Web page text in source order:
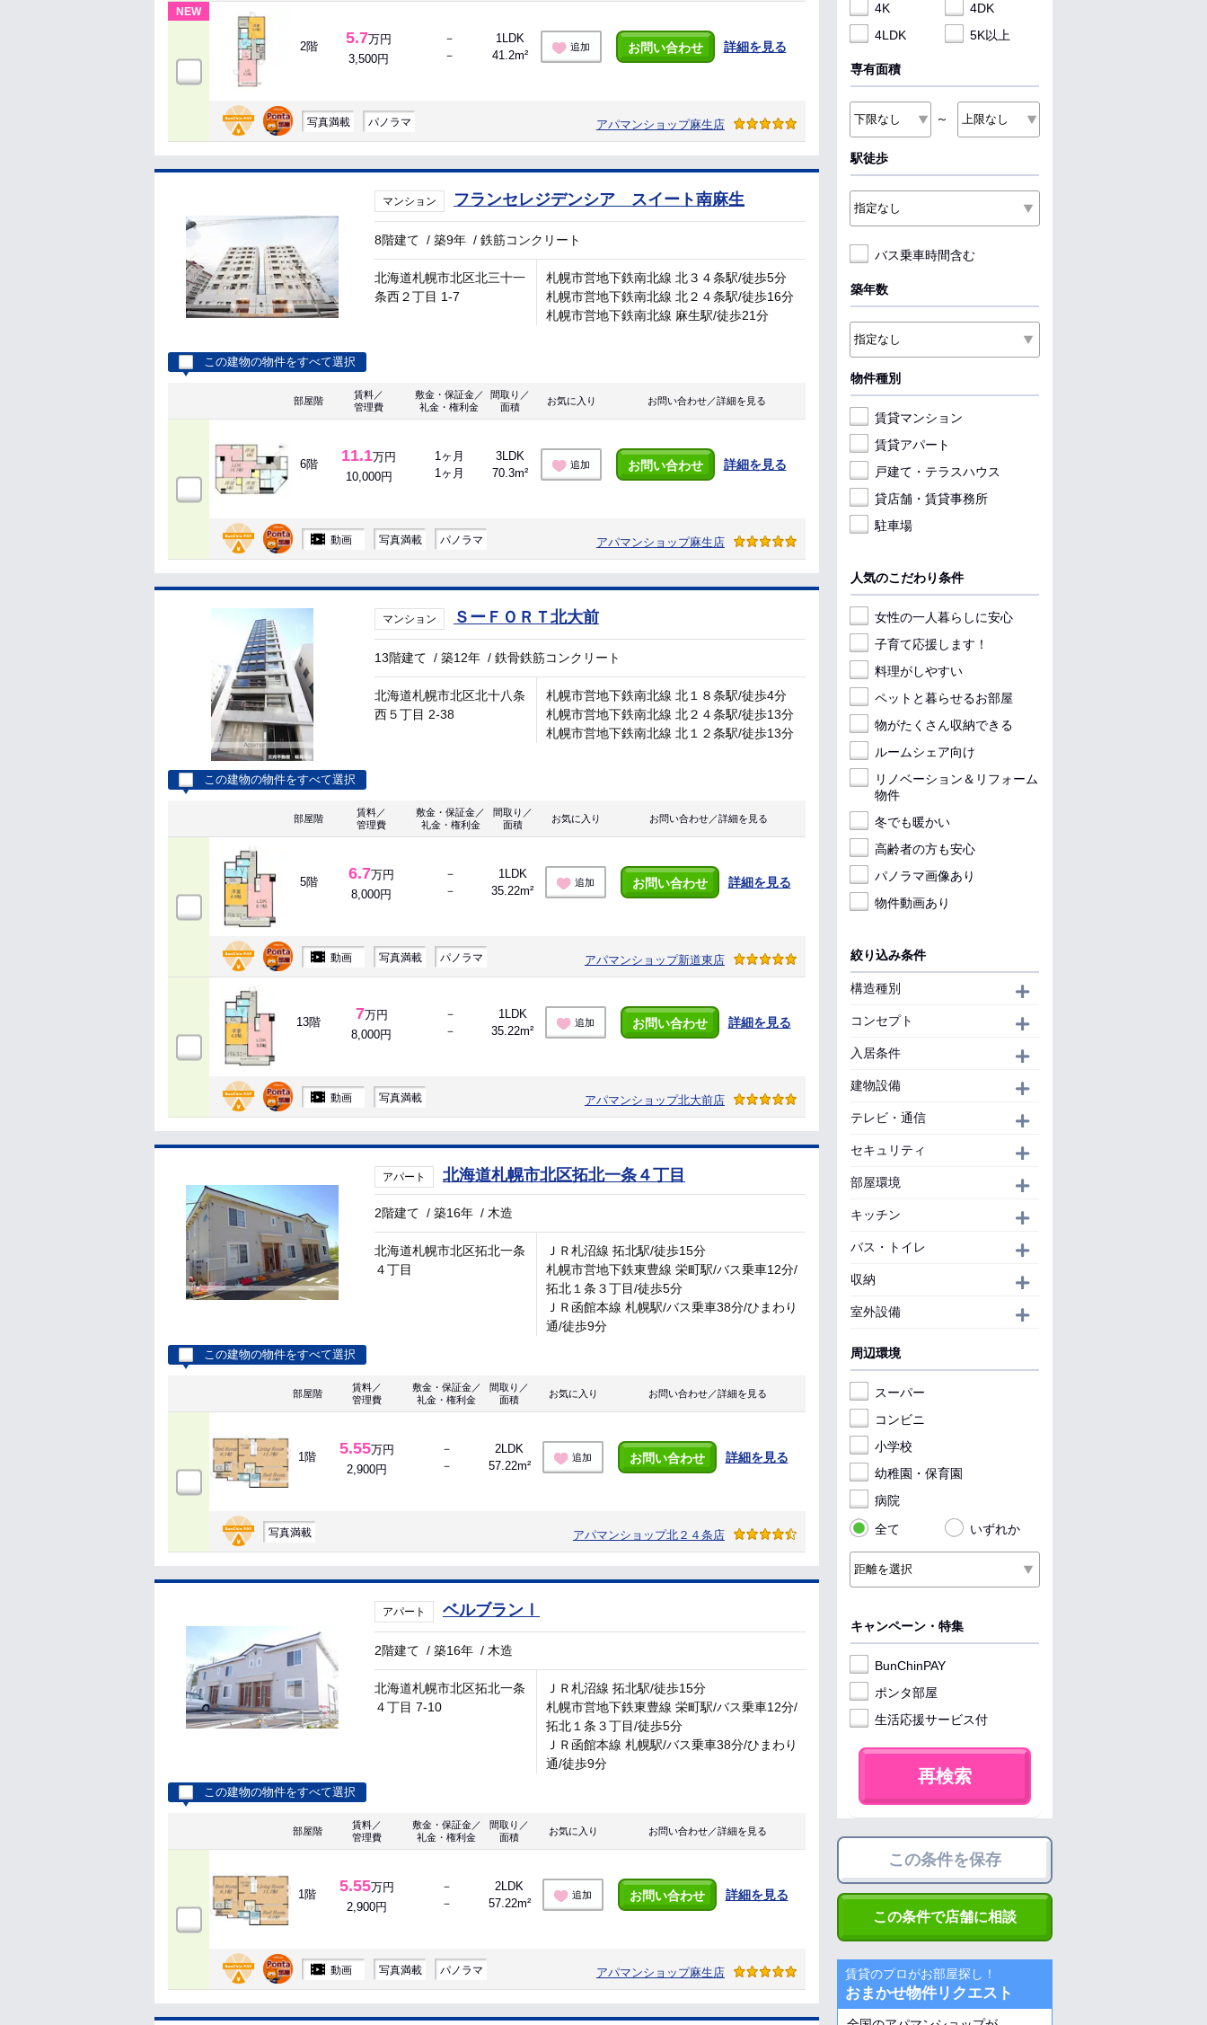
NEW
2階 5.7万円
3,500円
－
－
1LDK
41.2m²
追加 お問い合わせ 詳細を見る
写真満載 パノラマ アパマンショップ麻生店
マンション フランセレジデンシア スイート南麻生
8階建て /築9年 /鉄筋コンクリート
北海道札幌市北区北三十一
条西２丁目 1-7
札幌市営地下鉄南北線 北３４条駅/徒歩5分
札幌市営地下鉄南北線 北２４条駅/徒歩16分
札幌市営地下鉄南北線 麻生駅/徒歩21分
この建物の物件をすべて選択
部屋階
賃料／
管理費
敷金・保証金／
礼金・権利金
間取り／
面積
お気に入り お問い合わせ／詳細を見る
6階 11.1万円
10,000円
1ヶ月
1ヶ月
3LDK
70.3m²
追加 お問い合わせ 詳細を見る
動画 写真満載 パノラマ アパマンショップ麻生店
マンション ＳーＦＯＲＴ北大前
13階建て /築12年 /鉄骨鉄筋コンクリート
北海道札幌市北区北十八条
西５丁目 2-38
札幌市営地下鉄南北線 北１８条駅/徒歩4分
札幌市営地下鉄南北線 北２４条駅/徒歩13分
札幌市営地下鉄南北線 北１２条駅/徒歩13分
この建物の物件をすべて選択
部屋階
賃料／
管理費
敷金・保証金／
礼金・権利金
間取り／
面積
お気に入り お問い合わせ／詳細を見る
5階 6.7万円
8,000円
－
－
1LDK
35.22m²
追加 お問い合わせ 詳細を見る
動画 写真満載 パノラマ アパマンショップ新道東店
13階 7万円
8,000円
－
－
1LDK
35.22m²
追加 お問い合わせ 詳細を見る
動画 写真満載 アパマンショップ北大前店
アパート 北海道札幌市北区拓北一条４丁目
2階建て /築16年 / 木造
北海道札幌市北区拓北一条
４丁目
ＪＲ札沼線 拓北駅/徒歩15分
札幌市営地下鉄東豊線 栄町駅/バス乗車12分/
拓北１条３丁目/徒歩5分
ＪＲ函館本線 札幌駅/バス乗車38分/ひまわり
通/徒歩9分
この建物の物件をすべて選択
部屋階
賃料／
管理費
敷金・保証金／
礼金・権利金
間取り／
面積
お気に入り お問い合わせ／詳細を見る
1階 5.55万円
2,900円
－
－
2LDK
57.22m²
追加 お問い合わせ 詳細を見る
写真満載 アパマンショップ北２４条店
アパート ベルブランⅠ
2階建て /築16年 / 木造
北海道札幌市北区拓北一条
４丁目 7-10
ＪＲ札沼線 拓北駅/徒歩15分
札幌市営地下鉄東豊線 栄町駅/バス乗車12分/
拓北１条３丁目/徒歩5分
ＪＲ函館本線 札幌駅/バス乗車38分/ひまわり
通/徒歩9分
この建物の物件をすべて選択
部屋階
賃料／
管理費
敷金・保証金／
礼金・権利金
間取り／
面積
お気に入り お問い合わせ／詳細を見る
1階 5.55万円
2,900円
－
－
2LDK
57.22m²
追加 お問い合わせ 詳細を見る
動画 写真満載 パノラマ アパマンショップ麻生店
4K
4DK
4LDK
5K以上
専有面積
～
駅徒歩
バス乗車時間含む
築年数
物件種別
賃貸マンション
賃貸アパート
戸建て・テラスハウス
貸店舗・賃貸事務所
駐車場
人気のこだわり条件
女性の一人暮らしに安心
子育て応援します！
料理がしやすい
ペットと暮らせるお部屋
物がたくさん収納できる
ルームシェア向け
リノベーション＆リフォーム
物件
冬でも暖かい
高齢者の方も安心
パノラマ画像あり
物件動画あり
絞り込み条件
構造種別
コンセプト
入居条件
建物設備
テレビ・通信
セキュリティ
部屋環境
キッチン
バス・トイレ
収納
室外設備
周辺環境
スーパー
コンビニ
小学校
幼稚園・保育園
病院
全て
いずれか
キャンペーン・特集
BunChinPAY
ポンタ部屋
生活応援サービス付
再検索
この条件を保存
この条件で店舗に相談
賃貸のプロがお部屋探し！
おまかせ物件リクエスト